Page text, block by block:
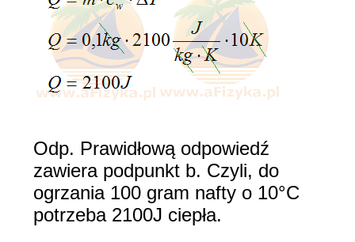
Odp. Prawidłową odpowiedź
zawiera podpunkt b. Czyli, do
ogrzania 100 gram nafty o 10°C
potrzeba 2100J ciepła.